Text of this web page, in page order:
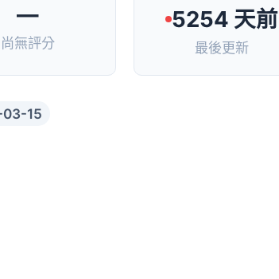
—
尚無評分
5254 天前
最後更新
03-15